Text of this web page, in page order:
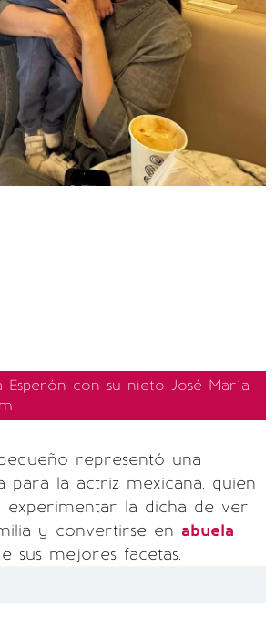
Esperón con su nieto José María
representó una
para la actriz mexicana, quien
experimentar la dicha de ver
y convertirse en abuela
sus mejores facetas.